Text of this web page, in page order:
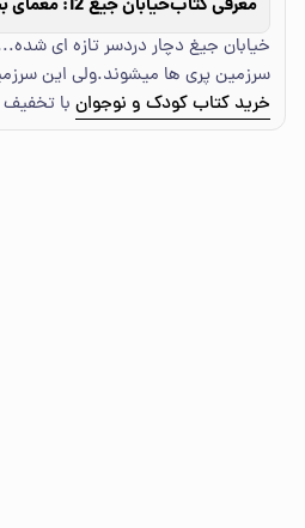
معرفی کتاب
خیابان جیغ دچار دردسر تازه ای
سرزمین پری ها میشوند.ولی این
خرید کتاب کودک و نوجوان با